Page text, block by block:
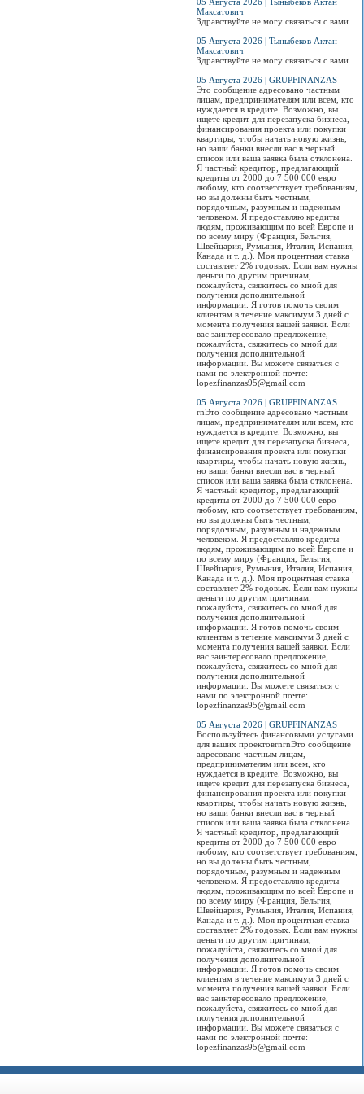
Максатович
Здравствуйте не могу связаться с вами
05 Августа 2026 | Тыныбеков Актан
Максатович
Здравствуйте не могу связаться с вами
05 Августа 2026 | GRUPFINANZAS
Это сообщение адресовано частным
лицам, предпринимателям или всем, кто
нуждается в кредите. Возможно, вы
ищете кредит для перезапуска бизнеса,
финансирования проекта или покупки
квартиры, чтобы начать новую жизнь,
но ваши банки внесли вас в черный
список или ваша заявка была отклонена.
Я частный кредитор, предлагающий
кредиты от 2000 до 7 500 000 евро
любому, кто соответствует требованиям,
но вы должны быть честным,
порядочным, разумным и надежным
человеком. Я предоставляю кредиты
людям, проживающим по всей Европе и
по всему миру (Франция, Бельгия,
Швейцария, Румыния, Италия, Испания,
Канада и т. д.). Моя процентная ставка
составляет 2% годовых. Если вам нужны
деньги по другим причинам,
пожалуйста, свяжитесь со мной для
получения дополнительной
информации. Я готов помочь своим
клиентам в течение максимум 3 дней с
момента получения вашей заявки. Если
вас заинтересовало предложение,
пожалуйста, свяжитесь со мной для
получения дополнительной
информации. Вы можете связаться с
нами по электронной почте:
lopezfinanzas95@gmail.com
05 Августа 2026 | GRUPFINANZAS
rnЭто сообщение адресовано частным
лицам, предпринимателям или всем, кто
нуждается в кредите. Возможно, вы
ищете кредит для перезапуска бизнеса,
финансирования проекта или покупки
квартиры, чтобы начать новую жизнь,
но ваши банки внесли вас в черный
список или ваша заявка была отклонена.
Я частный кредитор, предлагающий
кредиты от 2000 до 7 500 000 евро
любому, кто соответствует требованиям,
но вы должны быть честным,
порядочным, разумным и надежным
человеком. Я предоставляю кредиты
людям, проживающим по всей Европе и
по всему миру (Франция, Бельгия,
Швейцария, Румыния, Италия, Испания,
Канада и т. д.). Моя процентная ставка
составляет 2% годовых. Если вам нужны
деньги по другим причинам,
пожалуйста, свяжитесь со мной для
получения дополнительной
информации. Я готов помочь своим
клиентам в течение максимум 3 дней с
момента получения вашей заявки. Если
вас заинтересовало предложение,
пожалуйста, свяжитесь со мной для
получения дополнительной
информации. Вы можете связаться с
нами по электронной почте:
lopezfinanzas95@gmail.com
05 Августа 2026 | GRUPFINANZAS
Воспользуйтесь финансовыми услугами
для ваших проектовrnrnЭто сообщение
адресовано частным лицам,
предпринимателям или всем, кто
нуждается в кредите. Возможно, вы
ищете кредит для перезапуска бизнеса,
финансирования проекта или покупки
квартиры, чтобы начать новую жизнь,
но ваши банки внесли вас в черный
список или ваша заявка была отклонена.
Я частный кредитор, предлагающий
кредиты от 2000 до 7 500 000 евро
любому, кто соответствует требованиям,
но вы должны быть честным,
порядочным, разумным и надежным
человеком. Я предоставляю кредиты
людям, проживающим по всей Европе и
по всему миру (Франция, Бельгия,
Швейцария, Румыния, Италия, Испания,
Канада и т. д.). Моя процентная ставка
составляет 2% годовых. Если вам нужны
деньги по другим причинам,
пожалуйста, свяжитесь со мной для
получения дополнительной
информации. Я готов помочь своим
клиентам в течение максимум 3 дней с
момента получения вашей заявки. Если
вас заинтересовало предложение,
пожалуйста, свяжитесь со мной для
получения дополнительной
информации. Вы можете связаться с
нами по электронной почте:
lopezfinanzas95@gmail.com